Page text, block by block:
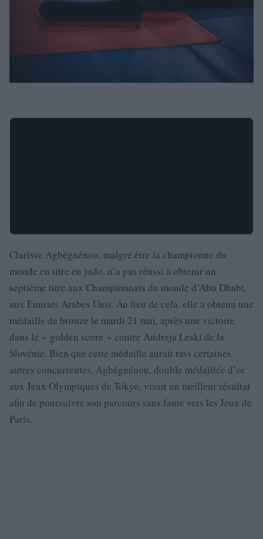
Clarisse Agbégnénou, malgré être la championne du
monde en titre en judo, n’a pas réussi à obtenir un
septième titre aux Championnats du monde d’Abu Dhabi,
aux Emirats Arabes Unis. Au lieu de cela, elle a obtenu une
médaille de bronze le mardi 21 mai, après une victoire
dans le « golden score » contre Andreja Leski de la
Slovénie. Bien que cette médaille aurait ravi certaines
autres concurrentes, Agbégnénou, double médaillée d’or
aux Jeux Olympiques de Tokyo, visait un meilleur résultat
afin de poursuivre son parcours sans faute vers les Jeux de
Paris.